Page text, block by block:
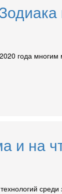
года
и на
среди